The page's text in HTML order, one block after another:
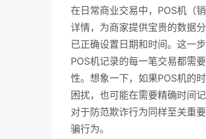
在日常商业交易中，POS机（
详情，为商家提供宝贵的数据
已正确设置日期和时间。这一
POS机记录的每一笔交易都需
性。想象一下，如果POS机的
困扰，也可能在需要精确时间
对于防范欺诈行为同样至关重
骗行为。